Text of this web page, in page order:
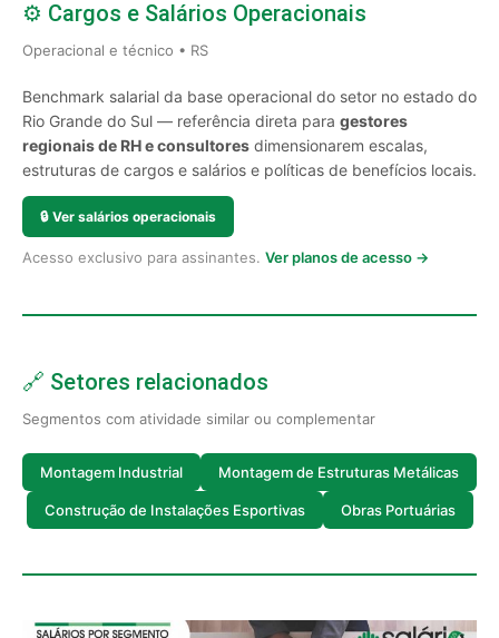
⚙️ Cargos e Salários Operacionais
Operacional e técnico • RS
Benchmark salarial da base operacional do setor no estado do
Rio Grande do Sul — referência direta para gestores
regionais de RH e consultores dimensionarem escalas,
estruturas de cargos e salários e políticas de benefícios locais.
🔒 Ver salários operacionais
Acesso exclusivo para assinantes. Ver planos de acesso →
🔗 Setores relacionados
Segmentos com atividade similar ou complementar
Montagem Industrial Montagem de Estruturas Metálicas
Construção de Instalações Esportivas Obras Portuárias